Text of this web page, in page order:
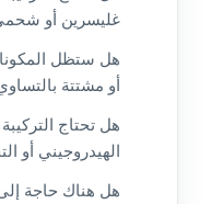
غليسرين أو
هل ستظل
أو مشتتة
هل تحتاج
الهيدروجيني أو
هل هناك حاجة